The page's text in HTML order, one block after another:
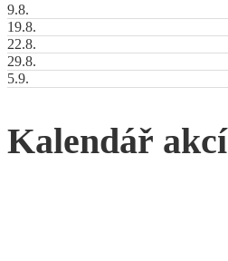
9.8.
19.8.
22.8.
29.8.
5.9.
Kalendář akcí